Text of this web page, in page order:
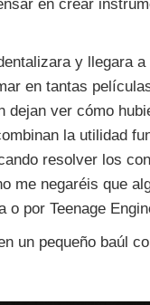
en crear
y llegara
en tantas
dejan ver cómo
la utilidad
resolver los
me negaréis que
por Teenage
un pequeño baúl